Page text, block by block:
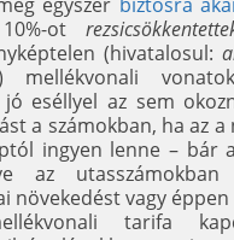
ot
(hivatalosul:
mellékvonali
jó eséllyel az sem
a számokban, ha az a
ingyen lenne – bár
az
növekedést vagy éppen
tarifa